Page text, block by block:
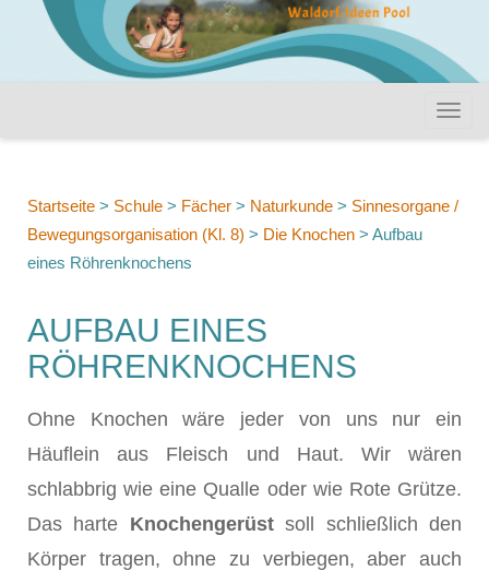
Startseite > Schule > Fächer > Naturkunde > Sinnesorgane /
Bewegungsorganisation (Kl. 8) > Die Knochen > Aufbau
eines Röhrenknochens
AUFBAU EINES
RÖHRENKNOCHENS
Ohne Knochen wäre jeder von uns nur ein
Häuflein aus Fleisch und Haut. Wir wären
schlabbrig wie eine Qualle oder wie Rote Grütze.
Das harte Knochengerüstsoll schließlich den
Körper tragen, ohne zu verbiegen, aber auch